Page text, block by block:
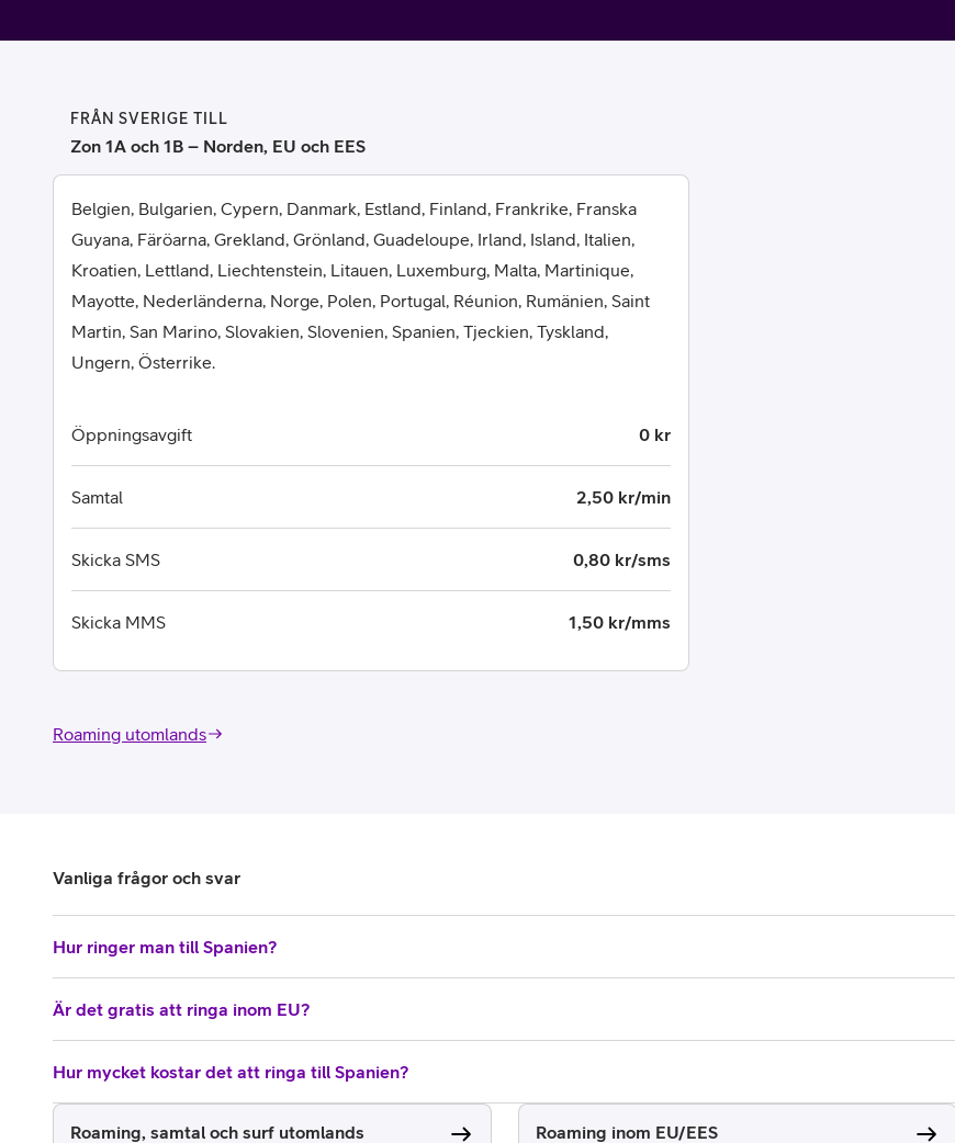
Laddare
Hörlurar
Smartwatches
Apple Watch
Samsung Galaxy Watch
Surfplattor
4G/5G Surfplattor
Wifi Surfplattor
FRÅN SVERIGE TILL
Zon 1A och 1B – Norden, EU och EES
Belgien, Bulgarien, Cypern, Danmark, Estland, Finland, Frankrike, Franska
Guyana, Färöarna, Grekland, Grönland, Guadeloupe, Irland, Island, Italien,
Kroatien, Lettland, Liechtenstein, Litauen, Luxemburg, Malta, Martinique,
Mayotte, Nederländerna, Norge, Polen, Portugal, Réunion, Rumänien, Saint
Martin, San Marino, Slovakien, Slovenien, Spanien, Tjeckien, Tyskland,
Ungern, Österrike.
Öppningsavgift 0 kr
Samtal 2,50 kr/min
Skicka SMS 0,80 kr/sms
Skicka MMS 1,50 kr/mms
Roaming utomlands
Vanliga frågor och svar
Hur ringer man till Spanien?
Är det gratis att ringa inom EU?
Hur mycket kostar det att ringa till Spanien?
Roaming, samtal och surf utomlands
Roaming inom EU/EES